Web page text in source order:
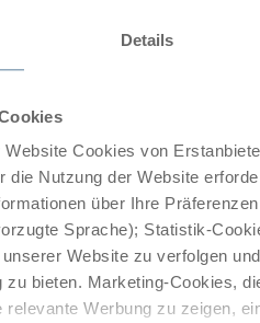
Details
Cookies von
die Nutzung der Website
über Ihre
Sprache); Statistik-
Website zu verfolgen
zu bieten. Marketing-Cookies,
Werbung zu zeigen,
das New York Café aufsuchen.
der Welt, ist jedoch sehr
€ 9,- !! ).
und